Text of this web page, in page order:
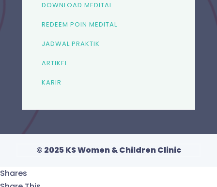
DOWNLOAD MEDITAL
REDEEM POIN MEDITAL
JADWAL PRAKTIK
ARTIKEL
KARIR
© 2025 KS Women & Children Clinic
Shares